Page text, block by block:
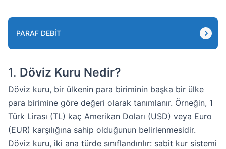
PARAF DEBIT
1. Döviz Kuru Nedir?
Döviz kuru, bir ülkenin para biriminin başka bir ülke
para birimine göre değeri olarak tanımlanır. Örneğin, 1
Türk Lirası (TL) kaç Amerikan Doları (USD) veya Euro
(EUR) karşılığına sahip olduğunun belirlenmesidir.
Döviz kuru, iki ana türde sınıflandırılır: sabit kur sistemi